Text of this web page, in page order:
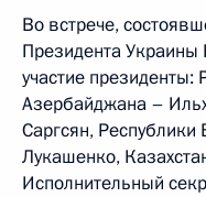
Во встрече,
Президента Украины
участие
Азербайджана –
Саргсян,
Лукашенко,
Исполнительный